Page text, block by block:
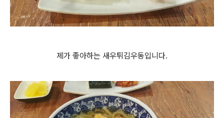
제가 좋아하는 새우튀김우동입니다.